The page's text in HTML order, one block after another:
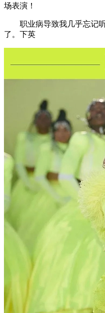
场表演！
职业病导致我几乎忘记听
了。下英